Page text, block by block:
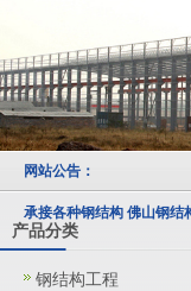
网站公告：
承接各种钢结构 佛山钢结
产品分类
钢结构工程